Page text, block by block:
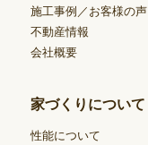
施工事例／お客様の声
不動産情報
会社概要
家づくりについて
性能について